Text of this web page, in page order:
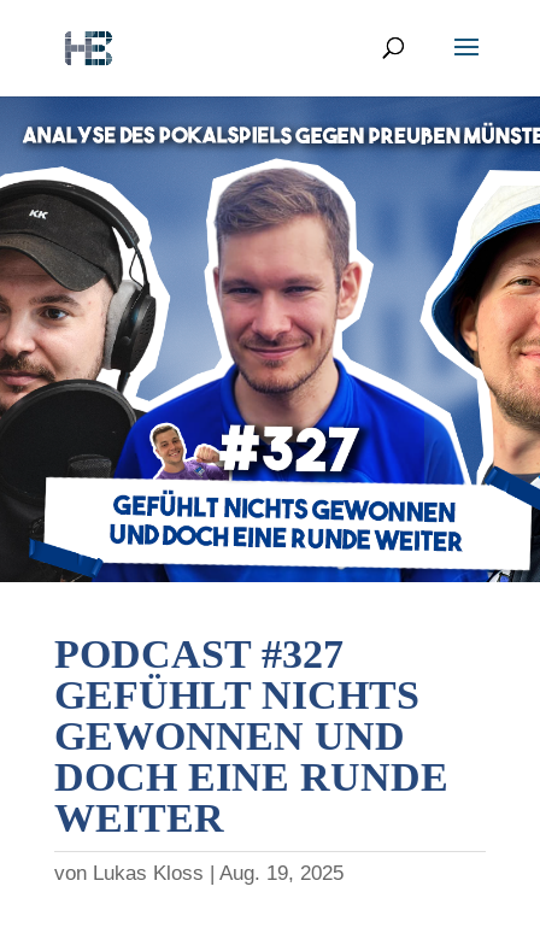
PODCAST #327
GEFÜHLT NICHTS
GEWONNEN UND
DOCH EINE RUNDE
WEITER
von Lukas Kloss Aug. 19, 2025